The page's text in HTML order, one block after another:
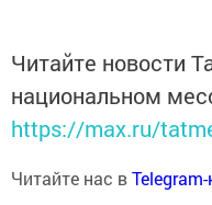
Читайте новости
национальном
https://max.ru/
Читайте нас в